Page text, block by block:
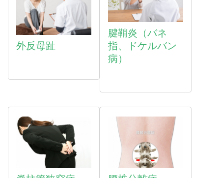
外反母趾
腱鞘炎（バネ
指、ドケルバン
病）